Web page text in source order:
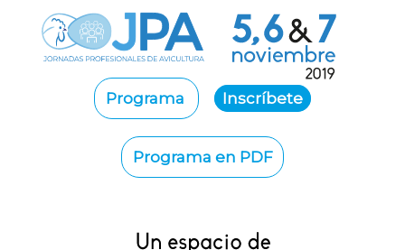
Programa Inscríbete
Programa en PDF